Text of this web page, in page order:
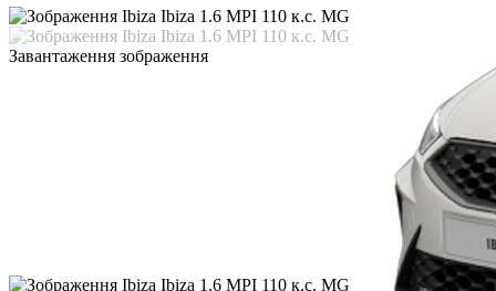
Завантаження зображення